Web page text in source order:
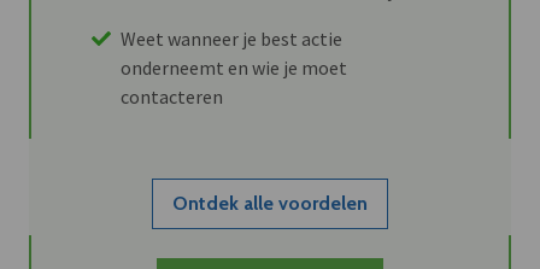
Weet wanneer je best actie
onderneemt en wie je moet
contacteren
Ontdek alle voordelen